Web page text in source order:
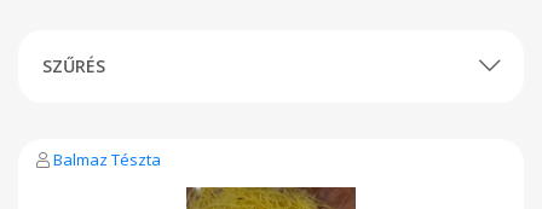
SZŰRÉS
Balmaz Tészta